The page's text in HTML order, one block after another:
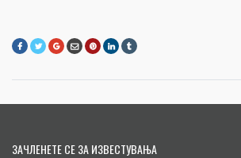
ЗАЧЛЕНЕТЕ СЕ ЗА ИЗВЕСТУВАЊА